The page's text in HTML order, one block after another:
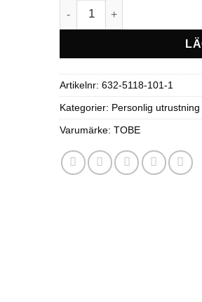
TOBE Novo Skoterjacka -
Artikelnr: 632-5118-101-1
Kategorier: Personlig
Varumärke: TOBE